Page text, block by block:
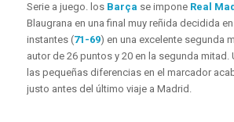
Serie a juego. los Barça se impone Real
Blaugrana en una final muy reñida decidida
instantes (71-69) en una excelente segunda
autor de 26 puntos y 20 en la segunda mitad.
las pequeñas diferencias en el marcador
justo antes del último viaje a Madrid.